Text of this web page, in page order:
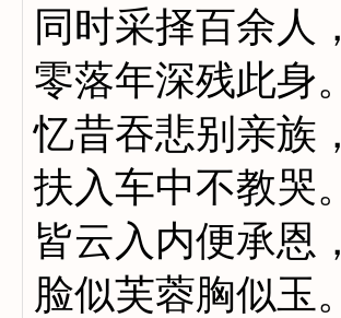
同时采择百余人，
零落年深残此身。
忆昔吞悲别亲族，
扶入车中不教哭。
皆云入内便承恩，
脸似芙蓉胸似玉。